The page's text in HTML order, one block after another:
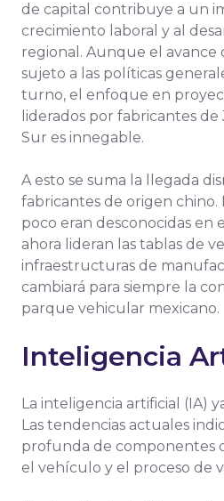
de capital contribuye a un
crecimiento laboral y al
regional. Aunque el avance
sujeto a las políticas
turno, el enfoque en
liderados por fabricantes de
Sur es innegable.
A esto se suma la llegada
fabricantes de origen chino.
poco eran desconocidas en
ahora lideran las tablas de
infraestructuras de
cambiará para siempre la
parque vehicular mexicano.
Inteligencia
La inteligencia artificial (IA)
Las tendencias actuales
profunda de componentes
el vehículo y el proceso de